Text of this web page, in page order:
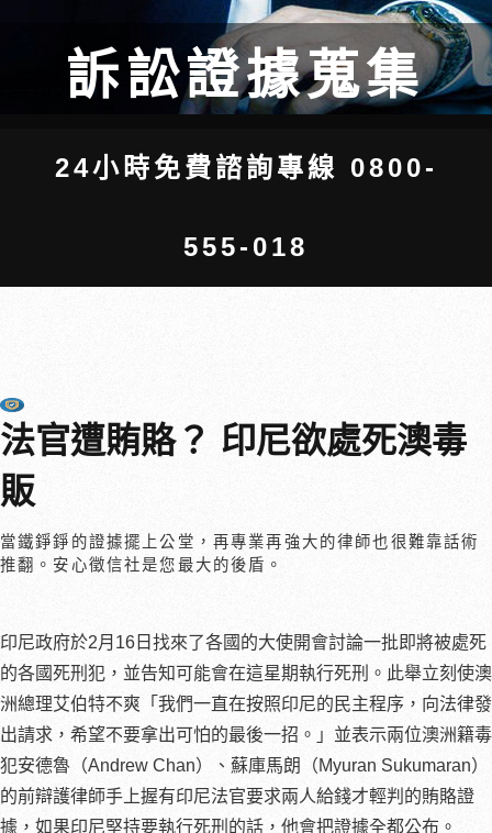
訴訟證據蒐集
24小時免費諮詢專線 0800-
555-018
法官遭賄賂？ 印尼欲處死澳毒
販
當鐵錚錚的證據擺上公堂，再專業再強大的律師也很難靠話術
推翻。安心徵信社是您最大的後盾。
印尼政府於2月16日找來了各國的大使開會討論一批即將被處死
的各國死刑犯，並告知可能會在這星期執行死刑。此舉立刻使澳
洲總理艾伯特不爽「我們一直在按照印尼的民主程序，向法律發
出請求，希望不要拿出可怕的最後一招。」並表示兩位澳洲籍毒
犯安德魯（Andrew Chan）、蘇庫馬朗（Myuran Sukumaran）
的前辯護律師手上握有印尼法官要求兩人給錢才輕判的賄賂證
據，如果印尼堅持要執行死刑的話，他會把證據全都公布。